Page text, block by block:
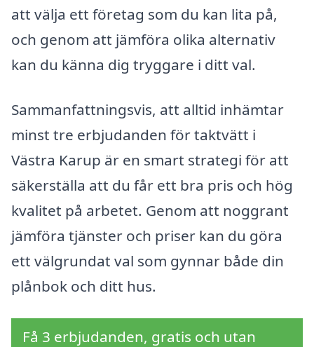
att välja ett företag som du kan lita på,
och genom att jämföra olika alternativ
kan du känna dig tryggare i ditt val.
Sammanfattningsvis, att alltid inhämtar
minst tre erbjudanden för taktvätt i
Västra Karup är en smart strategi för att
säkerställa att du får ett bra pris och hög
kvalitet på arbetet. Genom att noggrant
jämföra tjänster och priser kan du göra
ett välgrundat val som gynnar både din
plånbok och ditt hus.
Få 3 erbjudanden, gratis och utan